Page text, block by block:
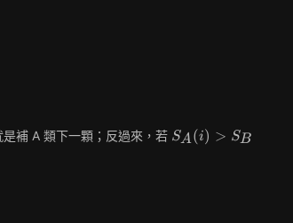
補 A 類下一顆；反過來，若 S_A(i)
SA(i) > SB